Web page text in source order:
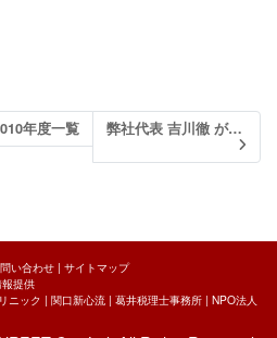
年度一覧 弊社代表 吉川徹 が…
い合わせ | サイトマップ
提供
ニック | 関口新心流 | 葛井税理士事務所 | NPO法人